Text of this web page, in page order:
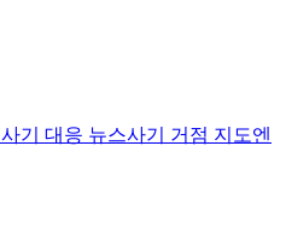
사기 대응 뉴스사기 거점 지도엔